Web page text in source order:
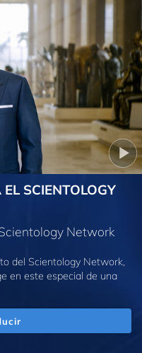
SCIENTOLOGY
Network
del Scientology Network,
en este especial de una